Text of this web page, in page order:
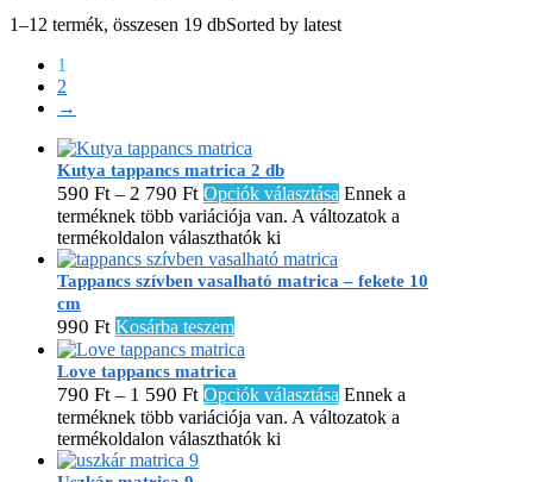
1–12 termék, összesen 19 dbSorted by latest
1
2
→
Kutya tappancs matrica 2 db
590 Ft – 2 790 Ft Opciók választása Ennek a
terméknek több variációja van. A változatok a
termékoldalon választhatók ki
Tappancs szívben vasalható matrica – fekete 10
cm
990 Ft Kosárba teszem
Love tappancs matrica
790 Ft – 1 590 Ft Opciók választása Ennek a
terméknek több variációja van. A változatok a
termékoldalon választhatók ki